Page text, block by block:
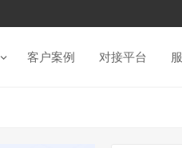
客户案例 对接平台